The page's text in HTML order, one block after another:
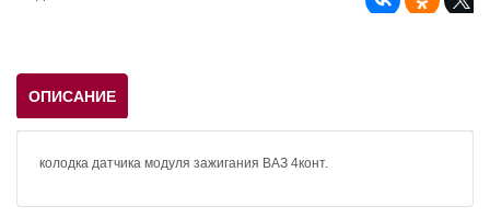
ОПИСАНИЕ
колодка датчика модуля зажигания ВАЗ 4конт.